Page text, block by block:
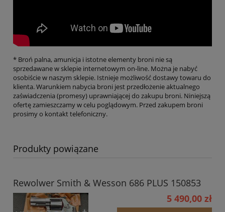
* Broń palna, amunicja i istotne elementy broni nie są
sprzedawane w sklepie internetowym on-line. Można je nabyć
osobiście w naszym sklepie. Istnieje możliwość dostawy towaru do
klienta. Warunkiem nabycia broni jest przedłożenie aktualnego
zaświadczenia (promesy) uprawniającej do zakupu broni. Niniejszą
ofertę zamieszczamy w celu poglądowym. Przed zakupem broni
prosimy o kontakt telefoniczny.
Produkty powiązane
Rewolwer Smith & Wesson 686 PLUS 150853
5 490,00 zł